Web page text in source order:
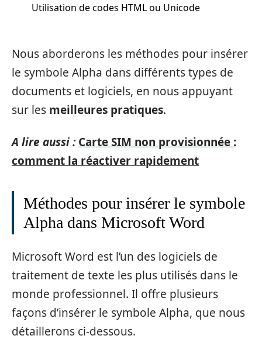
Utilisation de codes HTML ou Unicode
Nous aborderons les méthodes pour insérer
le symbole Alpha dans différents types de
documents et logiciels, en nous appuyant
sur les meilleures pratiques.
A lire aussi : Carte SIM non provisionnée :
comment la réactiver rapidement
Méthodes pour insérer le symbole
Alpha dans Microsoft Word
Microsoft Word est l’un des logiciels de
traitement de texte les plus utilisés dans le
monde professionnel. Il offre plusieurs
façons d’insérer le symbole Alpha, que nous
détaillerons ci-dessous.